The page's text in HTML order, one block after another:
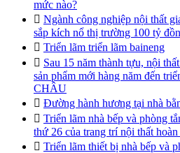
mức nào?
 Ngành công nghiệp nội thất
sắp kích nổ thị trường 100 tỷ
 Triển lãm triển lãm baineng
 Sau 15 năm thành tựu, nội
sản phẩm mới hàng năm đến
CHÂU
 Đường hành hương tại nhà
 Triển lãm nhà bếp và phòng
thứ 26 của trang trí nội thất
 Triển lãm thiết bị nhà bếp và